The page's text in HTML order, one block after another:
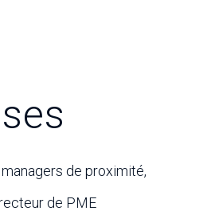
de proximité,
de PME